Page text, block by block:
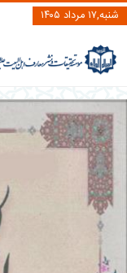
شنبه,۱۷ مرداد ۱۴۰۵